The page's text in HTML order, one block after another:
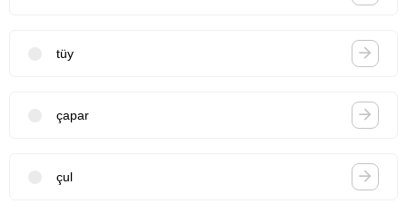
tüy
çapar
çul